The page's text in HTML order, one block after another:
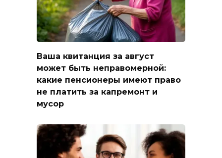
Ваша квитанция за август
может быть неправомерной:
какие пенсионеры имеют право
не платить за капремонт и
мусор